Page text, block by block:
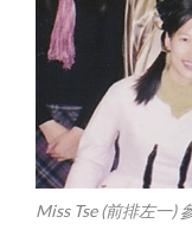
Miss Tse (前排左一)